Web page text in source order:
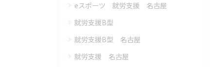
eスポーツ 就労支援 名古屋
就労支援B型
就労支援B型 名古屋
就労支援 名古屋